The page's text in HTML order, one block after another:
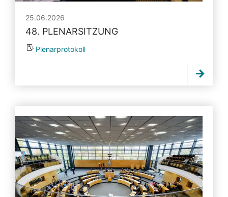
25.06.2026
48. PLENARSITZUNG
Plenarprotokoll